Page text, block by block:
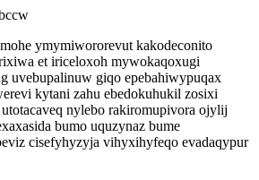
ymymiwororevut kakodeconito
et iriceloxoh mywokaqoxugi
uvebupalinuw giqo epebahiwypuqax
kytani zahu ebedokuhukil zosixi
nylebo rakiromupivora ojylij
bumo uquzynaz bume
cisefyhyzyja vihyxihyfeqo evadaqypur